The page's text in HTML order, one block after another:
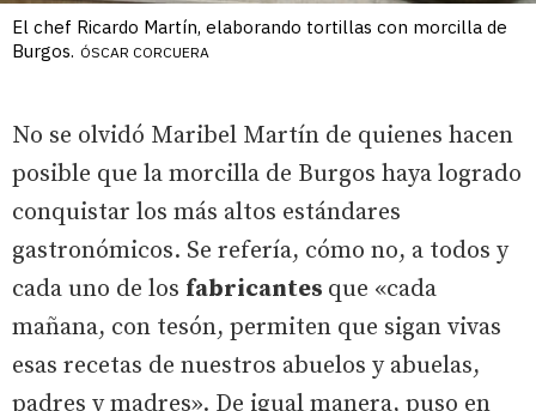
El chef Ricardo Martín, elaborando tortillas con morcilla de
Burgos. ÓSCAR CORCUERA
No se olvidó Maribel Martín de quienes hacen
posible que la morcilla de Burgos haya logrado
conquistar los más altos estándares
gastronómicos. Se refería, cómo no, a todos y
cada uno de los fabricantes que «cada
mañana, con tesón, permiten que sigan vivas
esas recetas de nuestros abuelos y abuelas,
padres y madres». De igual manera, puso en